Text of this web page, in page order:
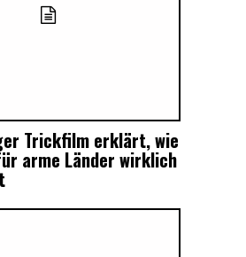
Trickfilm erklärt, wie
arme Länder wirklich